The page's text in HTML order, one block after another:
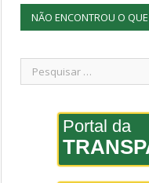
NÃO ENCONTROU O
Portal da